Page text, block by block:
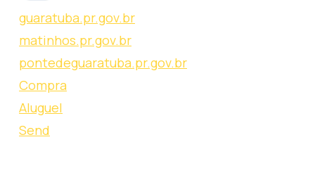
guaratuba.pr.gov.br
matinhos.pr.gov.br
pontedeguaratuba.pr.gov.br
Compra
Aluguel
Send